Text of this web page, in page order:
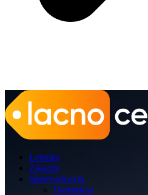
Letenky
Zájazdy
Sprievodcovia
Destinácie